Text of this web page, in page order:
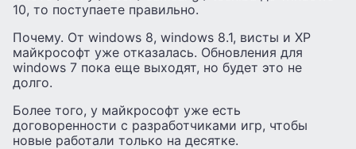
10, то поступаете правильно.
Почему. От windows 8, windows 8.1, висты и XP
майкрософт уже отказалась. Обновления для
windows 7 пока еще выходят, но будет это не
долго.
Более того, у майкрософт уже есть
договоренности с разработчиками игр, чтобы
новые работали только на десятке.